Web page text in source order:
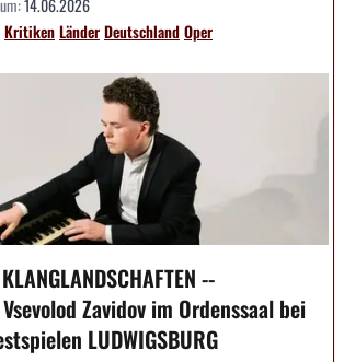
14.06.2026
KritikenLänderDeutschlandOper
--
Zavidov im Ordenssaal bei
LUDWIGSBURG